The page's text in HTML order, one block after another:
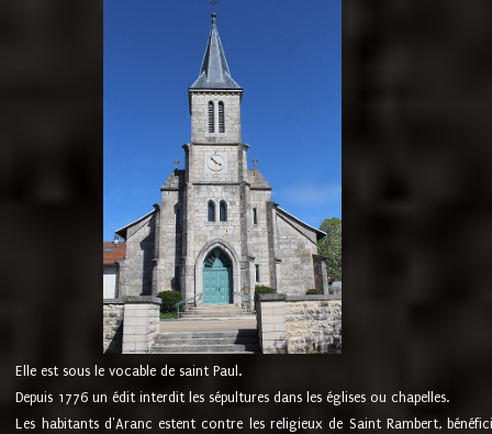
Elle est sous le vocable de saint Paul.
Depuis 1776 un édit interdit les sépultures dans les églises ou chapelles.
Les habitants d'Aranc estent contre les religieux de Saint Rambert,